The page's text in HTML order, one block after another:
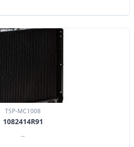
TSP-MC1008
1082414R91
--